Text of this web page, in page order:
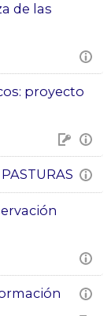
de las
proyecto